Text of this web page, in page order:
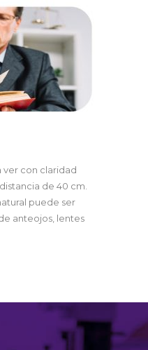
ver con claridad
de 40 cm.
puede ser
anteojos, lentes